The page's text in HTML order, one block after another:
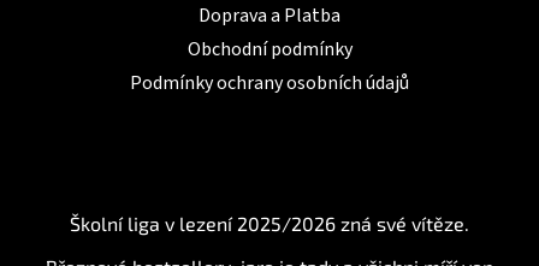
Doprava a Platba
Obchodní podmínky
Podmínky ochrany osobních údajů
Školní liga v lezení 2025/2026 zná své vítěze.